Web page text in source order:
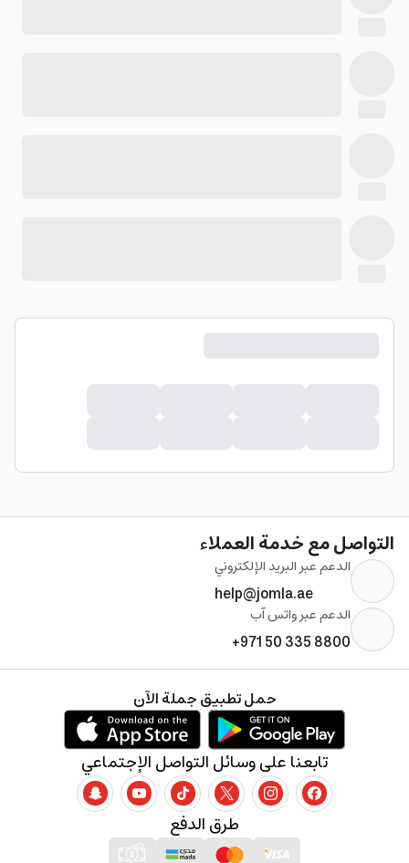
التواصل مع خدمة العملاء
الدعم عبر البريد الإلكتروني
help@jomla.ae
الدعم عبر واتس آب
+971 50 335 8800
طرق الدفع
تابعنا على وسائل التواصل الإجتماعي
حمل تطبيق جملة الآن